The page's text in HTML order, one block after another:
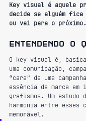
Key visual é aquele
decide se alguém fica
ou vai para o próximo.
Entendendo o
O key visual é,
uma comunicação,
“cara” de uma
essência da marca
grafismos. Um estudo
harmonia entre esses
memorável.